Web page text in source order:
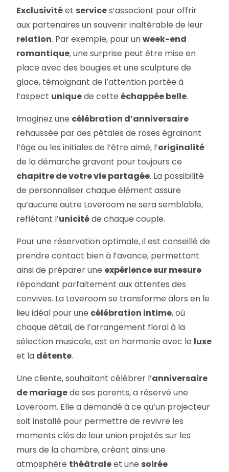
Exclusivitéet services’associent pour offrir
aux partenaires un souvenir inaltérable de leur
relation. Par exemple, pour unweek-end
romantique, une surprise peut être mise en
place avec des bougies et une sculpture de
glace, témoignant de l’attention portée à
l’aspect uniquede cetteéchappée belle.
Imaginez une célébration d’anniversaire
rehaussée par des pétales de roses égrainant
l’âge ou les initiales de l’être aimé, l’originalité
de la démarche gravant pour toujours ce
chapitre de votre vie partagée. La possibilité
de personnaliser chaque élément assure
qu’aucune autre Loveroom ne sera semblable,
reflétant l’unicitéde chaque couple.
Pour une réservation optimale, il est conseillé de
prendre contact bien à l’avance, permettant
ainsi de préparer une expérience sur mesure
répondant parfaitement aux attentes des
convives. La Loveroom se transforme alors en le
lieu idéal pour une célébration intime, où
chaque détail, de l’arrangement floral à la
sélection musicale, est en harmonie avec le luxe
et la détente.
Une cliente, souhaitant célébrer l’anniversaire
de mariagede ses parents, a réservé une
Loveroom. Elle a demandé à ce qu’un projecteur
soit installé pour permettre de revivre les
moments clés de leur union projetés sur les
murs de la chambre, créant ainsi une
atmosphère théâtraleet une soirée